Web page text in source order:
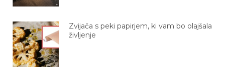
Zvijača s peki papirjem, ki vam bo olajšala
življenje